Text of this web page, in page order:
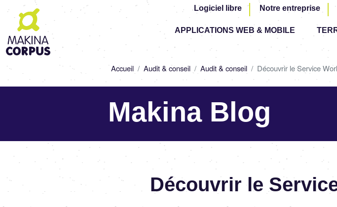
Logiciel libre Notre entreprise
Top
Main
navigation
APPLICATIONS WEB & MOBILE
d'Ariane
Accueil Audit & conseil Audit & conseil Découvrir le Service
Makina Blog
Découvrir le